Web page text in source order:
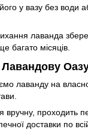
у вазу без води
лаванда
багато місяців.
лаванду на
вручну, проходить
доставки по